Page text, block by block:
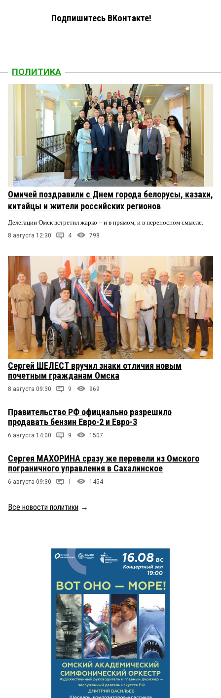
Подпишитесь ВКонтакте!
ПОЛИТИКА
Омичей поздравили с Днем города белорусы, казахи,
китайцы и жители российских регионов
Делегации Омск встретил жарко – и в прямом, и в переносном смысле.
8 августа 12:30 4 798
Сергей ШЕЛЕСТ вручил знаки отличия новым
почетным гражданам Омска
8 августа 09:30 9 969
Правительство РФ официально разрешило
продавать бензин Евро-2 и Евро-3
6 августа 14:00 9 1507
Сергея МАХОРИНА сразу же перевели из Омского
пограничного управления в Сахалинское
6 августа 09:30 1 1454
Все новости политики →